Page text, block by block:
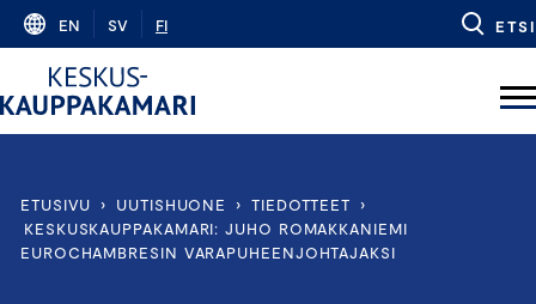
Skip
content
EN SV FI ETSI
ETUSIVU › UUTISHUONE › TIEDOTTEET
›
KESKUSKAUPPAKAMARI: JUHO ROMAKKANIEMI
EUROCHAMBRESIN VARAPUHEENJOHTAJAKSI